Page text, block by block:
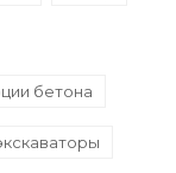
бетона